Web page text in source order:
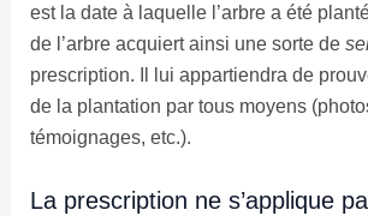
est la date à laquelle l’arbre a été
de l’arbre acquiert ainsi une sorte de
prescription. Il lui appartiendra de
de la plantation par tous moyens
témoignages, etc.).
La prescription ne s’applique